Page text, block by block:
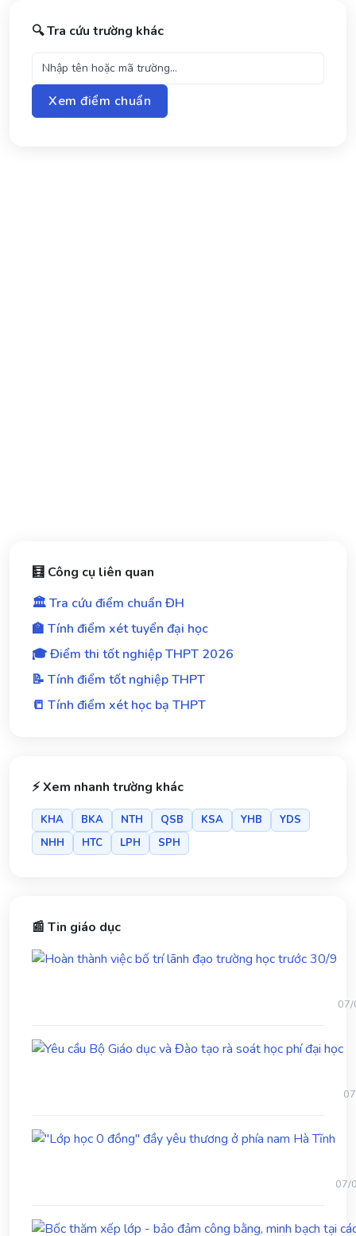
🔍 Tra cứu trường khác
Xem điểm chuẩn
🧮 Công cụ liên quan
🏛️ Tra cứu điểm chuẩn ĐH
🏫 Tính điểm xét tuyển đại học
🎓 Điểm thi tốt nghiệp THPT 2026
📝 Tính điểm tốt nghiệp THPT
📒 Tính điểm xét học bạ THPT
⚡ Xem nhanh trường khác
KHA BKA NTH QSB KSA YHB
YDS
NHH
HTC LPH SPH
📰 Tin giáo dục
bố
đạo
07/